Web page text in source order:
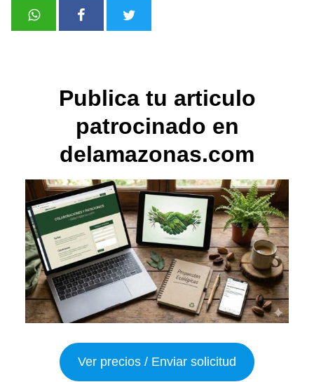
Publica tu articulo
patrocinado en
delamazonas.com
Ver precios / Enviar solicitud